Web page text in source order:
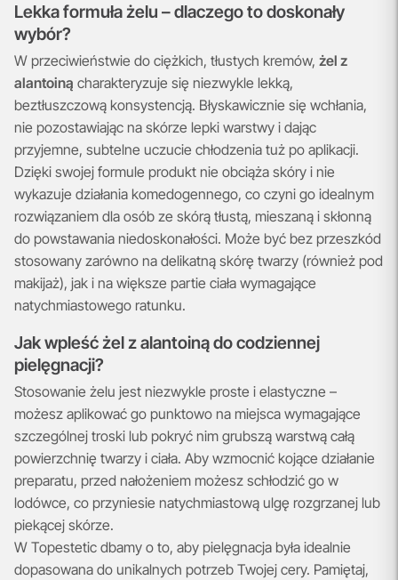
Lekka formuła żelu – dlaczego to doskonały
wybór?
W przeciwieństwie do ciężkich, tłustych kremów, żel z
alantoiną charakteryzuje się niezwykle lekką,
beztłuszczową konsystencją. Błyskawicznie się wchłania,
nie pozostawiając na skórze lepki warstwy i dając
przyjemne, subtelne uczucie chłodzenia tuż po aplikacji.
Dzięki swojej formule produkt nie obciąża skóry i nie
wykazuje działania komedogennego, co czyni go idealnym
rozwiązaniem dla osób ze skórą tłustą, mieszaną i skłonną
do powstawania niedoskonałości. Może być bez przeszkód
stosowany zarówno na delikatną skórę twarzy (również pod
makijaż), jak i na większe partie ciała wymagające
natychmiastowego ratunku.
Jak wpleść żel z alantoiną do codziennej
pielęgnacji?
Stosowanie żelu jest niezwykle proste i elastyczne –
możesz aplikować go punktowo na miejsca wymagające
szczególnej troski lub pokryć nim grubszą warstwą całą
powierzchnię twarzy i ciała. Aby wzmocnić kojące działanie
preparatu, przed nałożeniem możesz schłodzić go w
lodówce, co przyniesie natychmiastową ulgę rozgrzanej lub
piekącej skórze.
W Topestetic dbamy o to, aby pielęgnacja była idealnie
dopasowana do unikalnych potrzeb Twojej cery. Pamiętaj,